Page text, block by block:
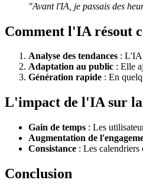
"Avant l'IA, je passais des
Comment l'IA résout
Analyse des tendances : L'IA
Adaptation au public : Elle
Génération rapide : En
L'impact de l'IA sur la
Gain de temps : Les
Augmentation de
Consistance : Les calendriers
Conclusion